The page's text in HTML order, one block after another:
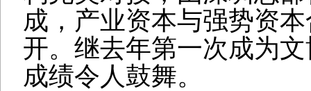
成，产业资本与强势资
开。继去年第一次成为
成绩令人鼓舞。